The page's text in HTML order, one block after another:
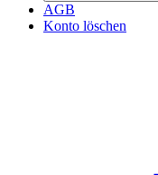
AGB
Konto löschen